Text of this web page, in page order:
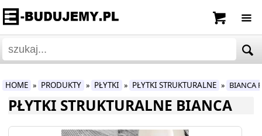
HOME » PRODUKTY » PŁYTKI » PŁYTKI STRUKTURALNE » BIANCA
PŁYTKI STRUKTURALNE BIANCA